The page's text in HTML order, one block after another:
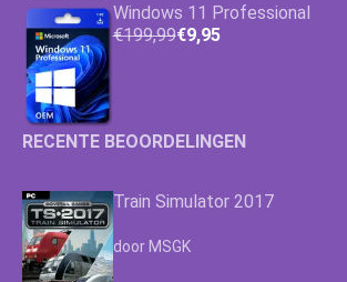
Windows 11 Professional
€199,99€9,95
RECENTE BEOORDELINGEN
Train Simulator 2017
Waardering
door MSGK